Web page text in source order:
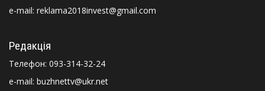
e-mail: reklama2018invest@gmail.com
Редакція
Телефон: 093-314-32-24
e-mail: buzhnettv@ukr.net